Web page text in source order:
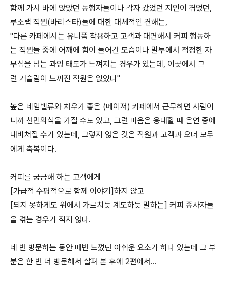
함께 가서 바에 앉았던 동행자들이나 각자 갔었던 지인이 겪었던,
루소랩 직원(바리스타)들에 대한 대체적인 견해는,
"다른 카페에서는 유니폼 착용하고 고객과 대면해서 커피 행동하
는 직원들 중에 어깨에 힘이 들어간 모습이나 말투에서 적정한 자
부심을 넘는 과잉 태도가 느껴지는 경우가 있는데, 이곳에서 그
런 거슬림이 느껴진 직원은 없었다"
높은 네임밸류와 처우가 좋은 (메이저) 카페에서 근무하면 사람이
니까 선민의식을 가질 수도 있고, 그런 마음은 응대할 때 은연 중에
내비쳐질 수가 있는데, 그렇지 않은 것은 직원과 고객과 오너 모두
에게 축복이다.
커피를 궁금해 하는 고객에게
[가급적 수평적으로 함께 이야기]하지 않고
[되지 못하게도 위에서 가르치듯 계도하듯 말하는] 커피 종사자들
을 겪는 경우가 적지 않다.
네 번 방문하는 동안 매번 느꼈던 아쉬운 요소가 하나 있는데 그 부
분은 한 번 더 방문해서 살펴 본 후에 2편에서...